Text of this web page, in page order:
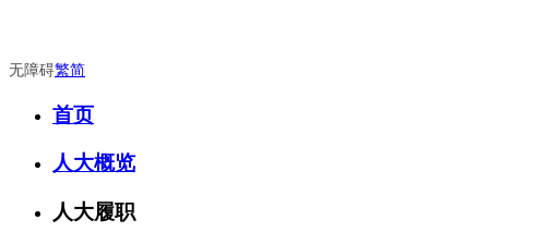
无障碍繁简
首页
人大概览
人大履职